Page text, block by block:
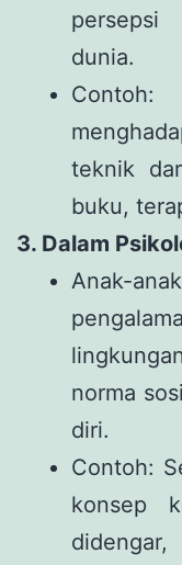
persepsi
dunia.
Contoh:
teknik
buku,
3. Dalam
Anak-
norma
diri.
Contoh:
konsep